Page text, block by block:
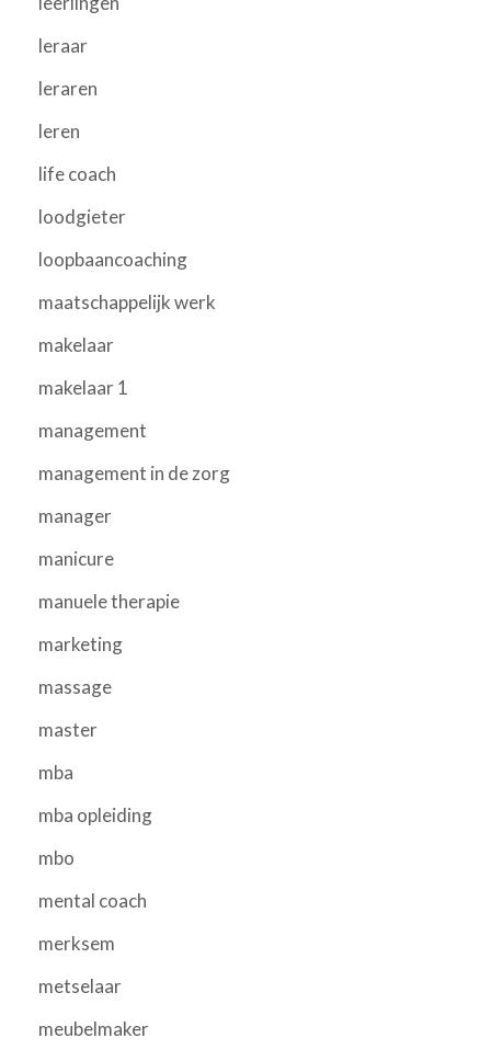
leraar
leraren
leren
life coach
loodgieter
loopbaancoaching
maatschappelijk werk
makelaar
makelaar 1
management
management in de zorg
manager
manicure
manuele therapie
marketing
massage
master
mba
mba opleiding
mbo
mental coach
merksem
metselaar
meubelmaker